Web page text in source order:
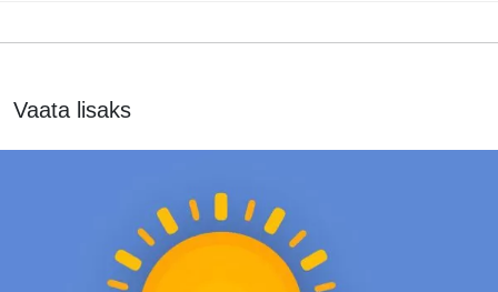
Vaata lisaks